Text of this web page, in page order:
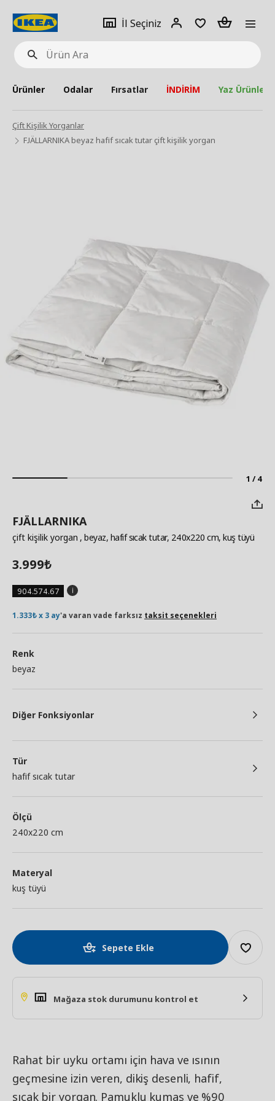
Ürün
Ara
İl Seçiniz
Giriş
Adet
Ürünler Odalar Fırsatlar İNDİRİM Yaz Ürünleri
Çift Kişilik Yorganlar
FJÄLLARNIKA beyaz hafif sıcak tutar çift kişilik yorgan
1 / 4
FJÄLLARNIKA
çift kişilik yorgan , beyaz, hafif sıcak tutar, 240x220 cm, kuş tüyü
3.999₺
904.574.67
1.333₺ x 3 ay'a varan vade farksız taksit seçenekleri
Renk
beyaz
Diğer Fonksiyonlar
Tür
hafif sıcak tutar
Ölçü
240x220 cm
Materyal
kuş tüyü
Sepete Ekle
Mağaza stok durumunu kontrol et
Rahat bir uyku ortamı için hava ve ısının
geçmesine izin veren, dikiş desenli, hafif,
sıcak bir yorgan. Pamuklu kumaş ve %90